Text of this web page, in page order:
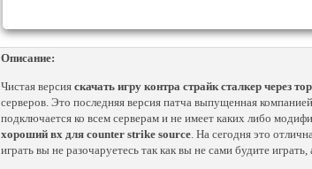
Описание:
Чистая версия скачать игру контра страйк сталкер через
серверов. Это последняя версия патча выпущенная
подключается ко всем серверам и не имеет каких либо
хороший вх для counter strike source. На сегодня это
играть вы не разочаруетесь так как вы не сами будите